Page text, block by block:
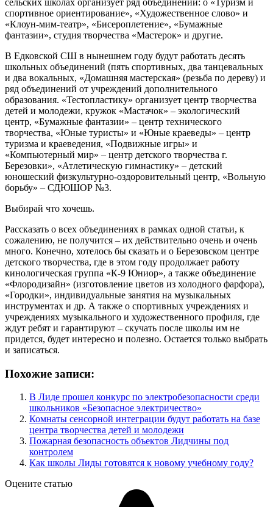
спортивное ориентирование», «Художественное слово» и
«Клоун-мим-театр», «Бисероплетение», «Бумажные
фантазии», студия творчества «Мастерок» и другие.
В Едковской СШ в нынешнем году будут работать десять
школьных объединений (пять спортивных, два танцевальных
и два вокальных, «Домашняя мастерская» (резьба по дереву) и
ряд объединений от учреждений дополнительного
образования. «Тестопластику» организует центр творчества
детей и молодежи, кружок «Мастачок» – экологический
центр, «Бумажные фантазии» – центр технического
творчества, «Юные туристы» и «Юные краеведы» – центр
туризма и краеведения, «Подвижные игры» и
«Компьютерный мир» – центр детского творчества г.
Березовки», «Атлетическую гимнастику» – детский
юношеский физкультурно-оздоровительный центр, «Вольную
борьбу» – СДЮШОР №3.
Выбирай что хочешь.
Рассказать о всех объединениях в рамках одной статьи, к
сожалению, не получится – их действительно очень и очень
много. Конечно, хотелось бы сказать и о Березовском центре
детского творчества, где в этом году продолжает работу
кинологическая группа «К-9 Юниор», а также объединение
«Флородизайн» (изготовление цветов из холодного фарфора),
«Городки», индивидуальные занятия на музыкальных
инструментах и др. А также о спортивных учреждениях и
учреждениях музыкального и художественного профиля, где
ждут ребят и гарантируют – скучать после школы им не
придется, будет интересно и полезно. Остается только выбрать
и записаться.
Похожие записи:
В Лиде прошел конкурс по электробезопасности среди
школьников «Безопасное электричество»
Комнаты сенсорной интеграции будут работать на базе
центра творчества детей и молодежи
Пожарная безопасность объектов Лидчины под
контролем
Как школы Лиды готовятся к новому учебному году?
Оцените статью